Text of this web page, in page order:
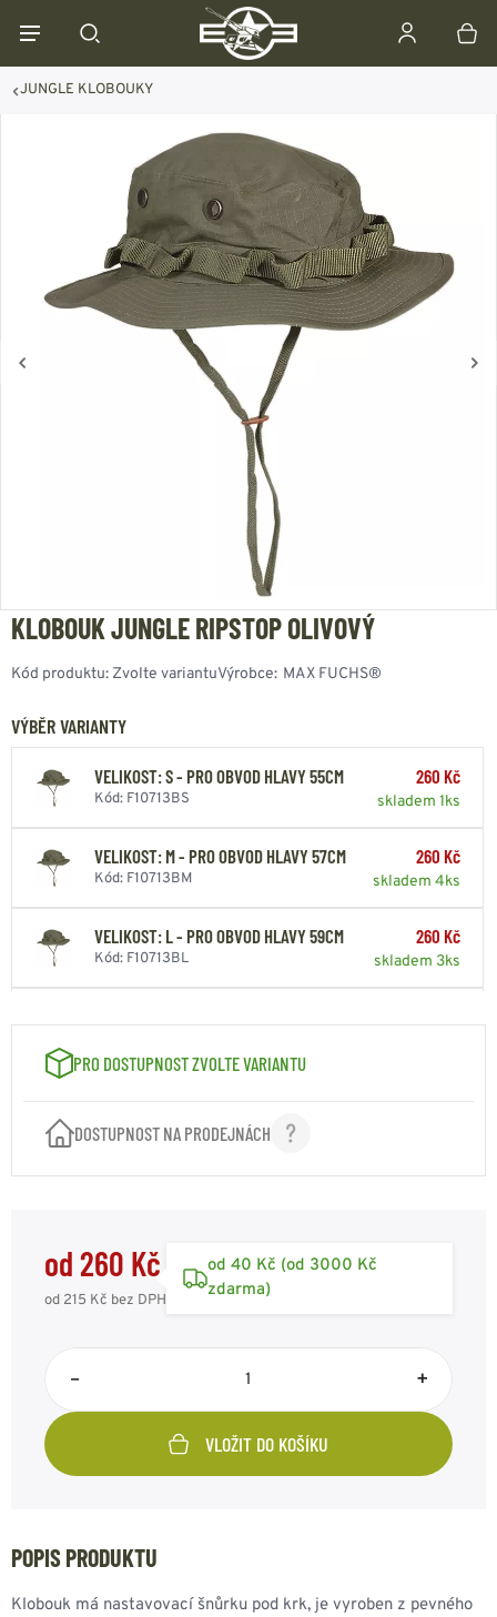
JUNGLE KLOBOUKY
KLOBOUK JUNGLE RIPSTOP OLIVOVÝ
Kód produktu: Zvolte variantuVýrobce: MAX FUCHS®
VÝBĚR VARIANTY
VELIKOST: S - PRO OBVOD HLAVY 55CM
Kód: F10713BS
260 Kč
skladem 1ks
VELIKOST: M - PRO OBVOD HLAVY 57CM
Kód: F10713BM
260 Kč
skladem 4ks
VELIKOST: L - PRO OBVOD HLAVY 59CM
Kód: F10713BL
260 Kč
skladem 3ks
VELIKOST: XXL - PRO OBVOD HLAVY 63CM 260 Kč
PRO DOSTUPNOST ZVOLTE VARIANTU
DOSTUPNOST NA PRODEJNÁCH
od 260 Kč
od 215 Kč bez DPH
od 40 Kč (od 3000 Kč
zdarma)
– +
VLOŽIT DO KOŠÍKU
POPIS PRODUKTU
Klobouk má nastavovací šnůrku pod krk, je vyroben z pevného